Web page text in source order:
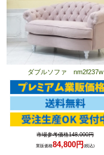
ダブルソファ nm2f237w
市場参考価格148,000円
業販価格84,800円(税込)